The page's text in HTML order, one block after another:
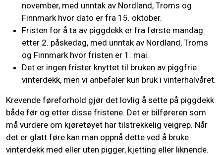
november, med unntak av Nordland, Troms og
Finnmark hvor dato er fra 15. oktober.
Fristen for å ta av piggdekk er fra første mandag
etter 2. påskedag, med unntak av Nordland, Troms
og Finnmark hvor fristen er 1. mai.
Det er ingen frister knyttet til bruken av piggfrie
vinterdekk, men vi anbefaler kun bruk i vinterhalvåret.
Krevende føreforhold gjør det lovlig å sette på piggdekk
både før og etter disse fristene. Det er bilføreren som
må vurdere om kjøretøyet har tilstrekkelig veigrep. Når
det er glatt føre kan man oppnå dette ved å bruke
vinterdekk med eller uten pigger, kjetting eller liknende.